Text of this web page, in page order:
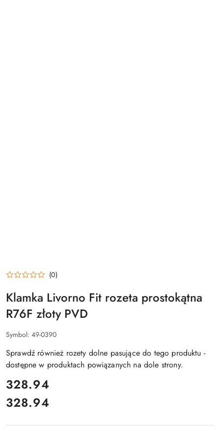
(0)
Klamka Livorno Fit rozeta prostokątna
R76F złoty PVD
Symbol: 49-0390
Sprawdź również rozety dolne pasujące do tego produktu -
dostępne w produktach powiązanych na dole strony.
cena:
328.94
Cena:
328.94